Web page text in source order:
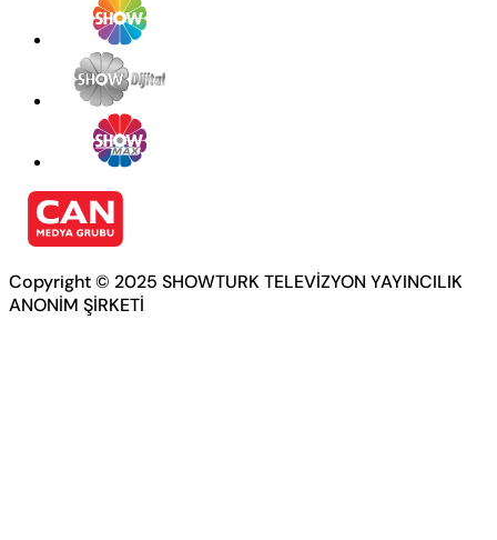
Copyright © 2025 SHOWTURK TELEVİZYON YAYINCILIK
ANONİM ŞİRKETİ